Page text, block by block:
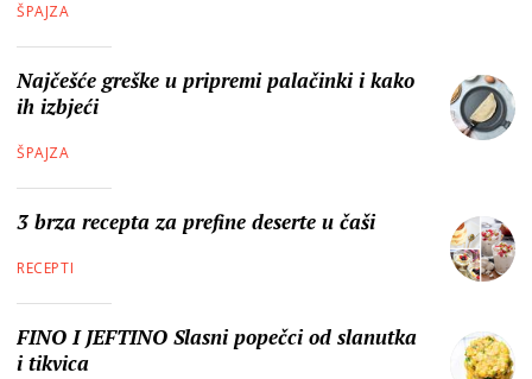
ŠPAJZA
Najčešće greške u pripremi palačinki i kako
ih izbjeći
ŠPAJZA
3 brza recepta za prefine deserte u čaši
RECEPTI
FINO I JEFTINO Slasni popečci od slanutka
i tikvica